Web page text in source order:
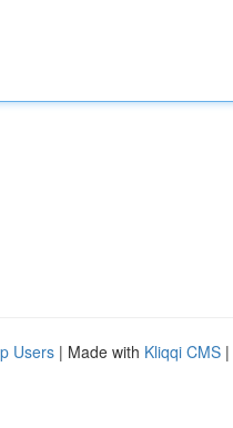
Users | Made with Kliqqi CMS |